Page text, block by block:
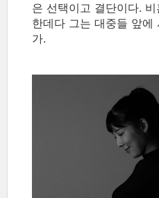
은 선택이고 결단이다.
한데다 그는 대중들 앞에
가.